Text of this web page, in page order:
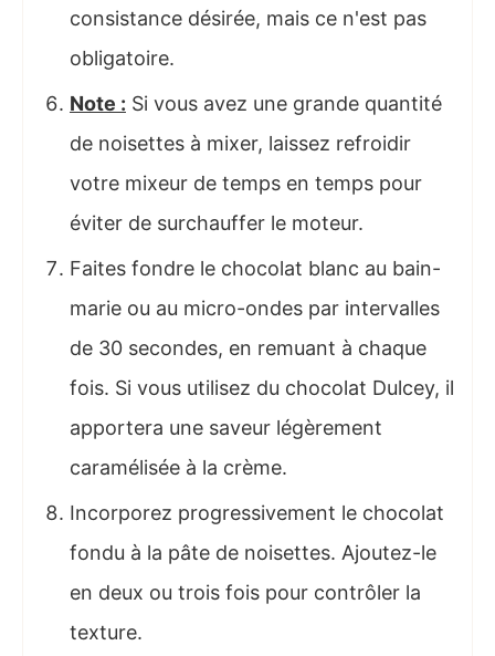
consistance désirée, mais ce n'est pas
obligatoire.
Note : Si vous avez une grande quantité
de noisettes à mixer, laissez refroidir
votre mixeur de temps en temps pour
éviter de surchauffer le moteur.
Faites fondre le chocolat blanc au bain-
marie ou au micro-ondes par intervalles
de 30 secondes, en remuant à chaque
fois. Si vous utilisez du chocolat Dulcey, il
apportera une saveur légèrement
caramélisée à la crème.
Incorporez progressivement le chocolat
fondu à la pâte de noisettes. Ajoutez-le
en deux ou trois fois pour contrôler la
texture.